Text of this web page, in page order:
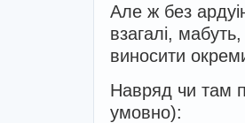
Але ж без
взагалі,
виносити
Навряд чи там
умовно):